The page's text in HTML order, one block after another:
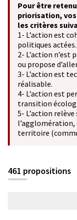
Pour être
priorisation,
les critères
1- L’action est
politiques actées.
2- L’action n’est
ou propose
3- L’action est
réalisable.
4- L’action est
transition
5- L’action
l’agglomération,
territoire
461 propositions